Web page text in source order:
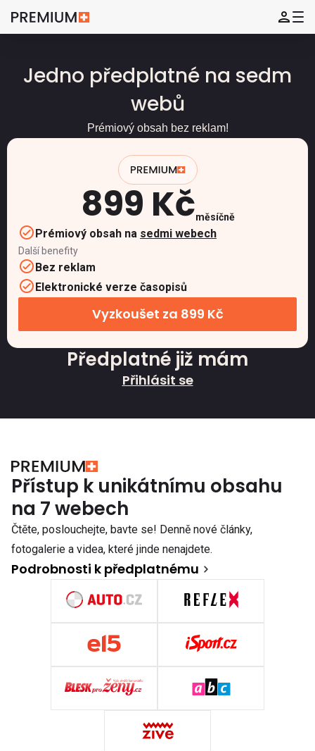
Jedno předplatné na sedm
webů
Prémiový obsah bez reklam!
899 Kčměsíčně
Prémiový obsah na sedmi webech
Další benefity
Bez reklam
Elektronické verze časopisů
Vyzkoušet za 899 Kč
Předplatné již mám
Přihlásit se
Přístup k unikátnímu obsahu
na 7 webech
Čtěte, poslouchejte, bavte se! Denně nové články,
fotogalerie a videa, které jinde nenajdete.
Podrobnosti k předplatnému